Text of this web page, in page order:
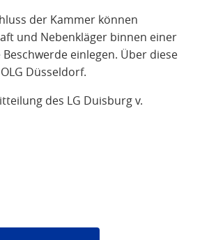
der Kammer können
und Nebenkläger binnen einer
einlegen. Über diese
Düsseldorf.
des LG Duisburg v.